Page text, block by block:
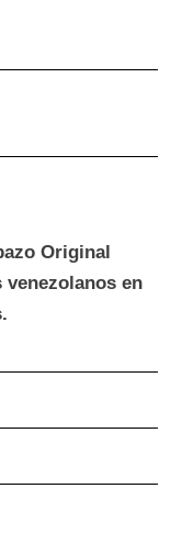
Original
en